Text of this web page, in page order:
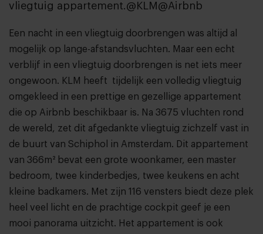
vliegtuig appartement.@KLM@Airbnb
Een nacht in een vliegtuig doorbrengen was altijd al
mogelijk op lange-afstandsvluchten. Maar een echt
verblijf in een vliegtuig doorbrengen is net iets meer
ongewoon. KLM heeft tijdelijk een volledig vliegtuig
omgekleed in een prettige en gezellige appartement
die op Airbnb beschikbaar is. Na 3675 vluchten rond
de wereld, zet dit afgedankte vliegtuig zichzelf vast in
de buurt van Schiphol in Amsterdam. Dit appartement
van 366m² bevat een grote woonkamer, een master
bedroom, twee kinderbedjes, twee keukens en acht
kleine badkamers. Met zijn 116 vensters biedt deze plek
heel veel licht en de prachtige cockpit geef je een
mooi panorama uitzicht. Het appartement is ook